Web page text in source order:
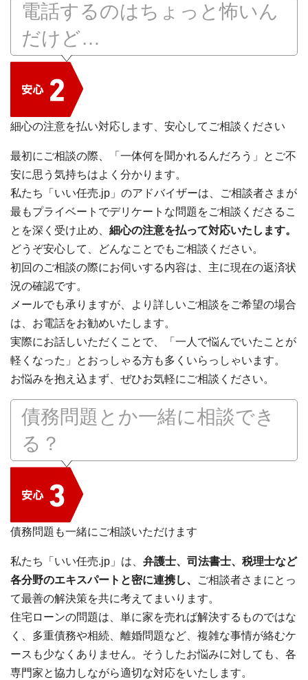
電話するのはちょっと怖いん
だけど…
細心の注意を払い対応します、安心してご相談ください
最初にご相談の際、「一体何を聞かれるんだろう」とご不
安に思う気持ちはよく分かります。
私たち「いい任売.jp」のアドバイザーは、ご相談者さまが
最もプライベートでデリケートな問題をご相談くださるこ
とを深く受け止め、 細心の注意を払って対応いたします。
どうぞ安心して、どんなことでもご相談ください。
初回のご相談の際にお伺いする内容は、主に現在の返済状
況の確認です。
メールでも承りますが、より詳しいご相談をご希望の場合
は、お電話をお勧めいたします。
実際にお話しいただくことで、「一人で悩んでいたことが
軽くなった」とおっしゃる方も多くいらっしゃいます。
お悩みを抱え込まず、ぜひお気軽にご相談ください。
債務問題とか一緒に相談でき
る？
債務問題も一緒にご相談いただけます
私たち「いい任売.jp」は、 弁護士、司法書士、税理士など
各分野のエキスパートと密に連携し、
ご相談者さまにとっ
て最善の解決策を共に考えてまいります。
住宅ローンの問題は、単に家を売れば解決するものではな
く、多重債務や相続、離婚問題など、複雑な事情が絡むケ
ースも少なくありません。そうしたお悩みに対しても、各
専門家と協力しながら適切な対応をいたします。